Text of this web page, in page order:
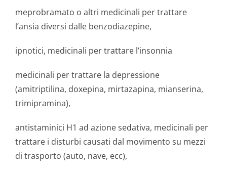
meprobramato o altri medicinali per trattare
l’ansia diversi dalle benzodiazepine,
ipnotici, medicinali per trattare l’insonnia
medicinali per trattare la depressione
(amitriptilina, doxepina, mirtazapina, mianserina,
trimipramina),
antistaminici H1 ad azione sedativa, medicinali per
trattare i disturbi causati dal movimento su mezzi
di trasporto (auto, nave, ecc),